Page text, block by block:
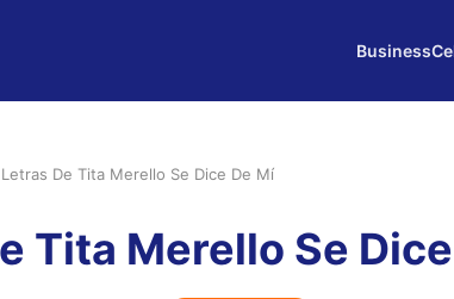
Business
Letras De Tita Merello Se Dice De Mí
Tita Merello Se